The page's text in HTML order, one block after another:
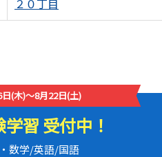
２０丁目
(木)～8月22日(土)
習 受付中！
数学/英語/国語